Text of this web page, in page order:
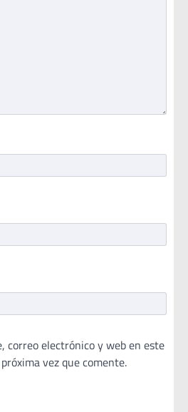
correo electrónico y web en este
vez que comente.